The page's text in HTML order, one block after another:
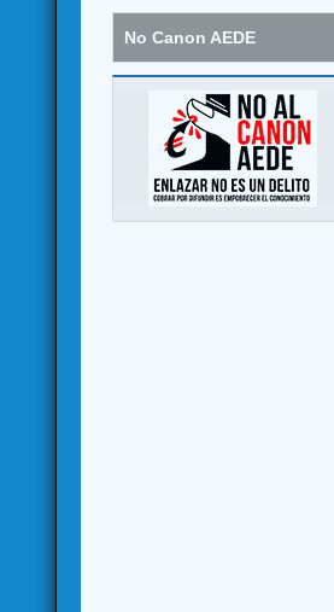
No Canon AEDE